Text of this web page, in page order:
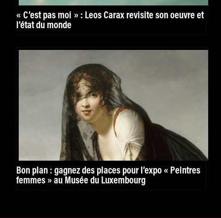
« C’est pas moi » : Leos Carax revisite son oeuvre et
l’état du monde
Bon plan : gagnez des places pour l’expo « Peintres
femmes » au Musée du Luxembourg